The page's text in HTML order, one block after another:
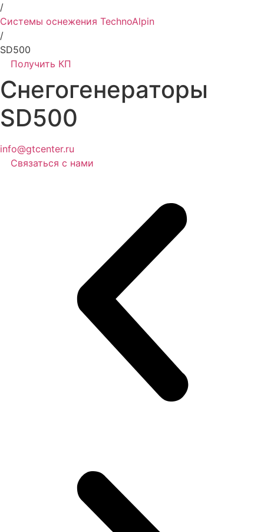
/
Системы оснежения TechnoAlpin
/
SD500
Получить КП
Снегогенераторы
SD500
info@gtcenter.ru
Связаться с нами